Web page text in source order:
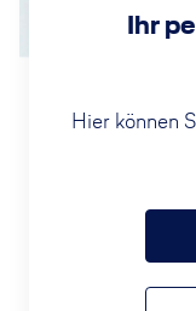
Ihr
Hier können